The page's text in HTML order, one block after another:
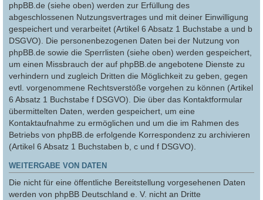
phpBB.de (siehe oben) werden zur Erfüllung des
abgeschlossenen Nutzungsvertrages und mit deiner Einwilligung
gespeichert und verarbeitet (Artikel 6 Absatz 1 Buchstabe a und b
DSGVO). Die personenbezogenen Daten bei der Nutzung von
phpBB.de sowie die Sperrlisten (siehe oben) werden gespeichert,
um einen Missbrauch der auf phpBB.de angebotene Dienste zu
verhindern und zugleich Dritten die Möglichkeit zu geben, gegen
evtl. vorgenommene Rechtsverstöße vorgehen zu können (Artikel
6 Absatz 1 Buchstabe f DSGVO). Die über das Kontaktformular
übermittelten Daten, werden gespeichert, um eine
Kontaktaufnahme zu ermöglichen und um die im Rahmen des
Betriebs von phpBB.de erfolgende Korrespondenz zu archivieren
(Artikel 6 Absatz 1 Buchstaben b, c und f DSGVO).
WEITERGABE VON DATEN
Die nicht für eine öffentliche Bereitstellung vorgesehenen Daten
werden von phpBB Deutschland e. V. nicht an Dritte